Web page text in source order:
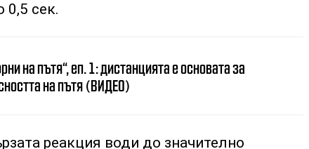
0,5 сек.
на пътя“, еп. 1: дистанцията е основата за
на пътя (ВИДЕО)
реакция води до значително